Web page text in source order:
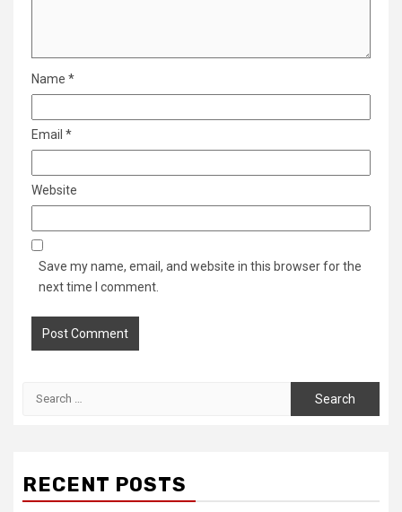
Name *
Email *
Website
Save my name, email, and website in this browser for the
next time I comment.
RECENT POSTS